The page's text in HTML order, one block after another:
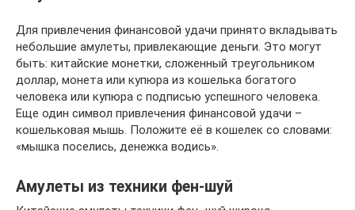
Для привлечения финансовой удачи принято вкладывать
небольшие амулеты, привлекающие деньги. Это могут
быть: китайские монетки, сложенный треугольником
доллар, монета или купюра из кошелька богатого
человека или купюра с подписью успешного человека.
Еще один символ привлечения финансовой удачи –
кошельковая мышь. Положите её в кошелек со словами:
«мышка поселись, денежка водись».
Амулеты из техники фен-шуй